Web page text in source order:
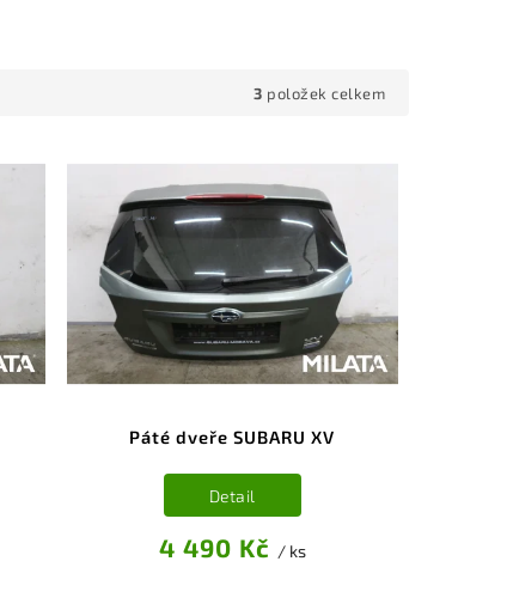
3 položek celkem
Páté dveře SUBARU XV
4 490 Kč / ks
Detail